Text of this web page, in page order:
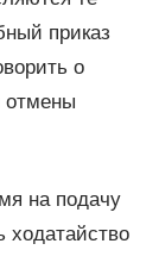
приказ
о
отмены
на подачу
ходатайство